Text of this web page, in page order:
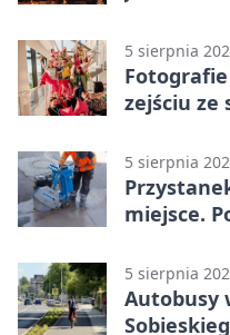
5 sierpnia
zejściu ze
5 sierpnia
miejsce.
5 sierpnia
Autobusy